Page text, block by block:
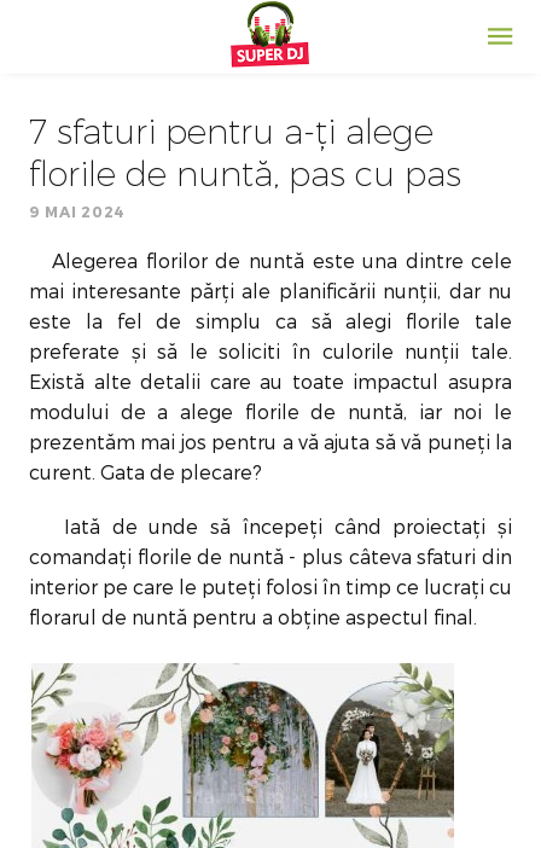
7 sfaturi pentru a-ți alege
florile de nuntă, pas cu pas
9 MAI 2024
Alegerea florilor de nuntă este una dintre cele
mai interesante părți ale planificării nunții, dar nu
este la fel de simplu ca să alegi florile tale
preferate și să le soliciti în culorile nunții tale.
Există alte detalii care au toate impactul asupra
modului de a alege florile de nuntă, iar noi le
prezentăm mai jos pentru a vă ajuta să vă puneți la
curent. Gata de plecare?
Iată de unde să începeți când proiectați și
comandați florile de nuntă - plus câteva sfaturi din
interior pe care le puteți folosi în timp ce lucrați cu
florarul de nuntă pentru a obține aspectul final.